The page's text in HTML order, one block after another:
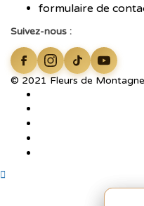
formulaire de
Suivez-nous :
© 2021 Fleurs de Montagne